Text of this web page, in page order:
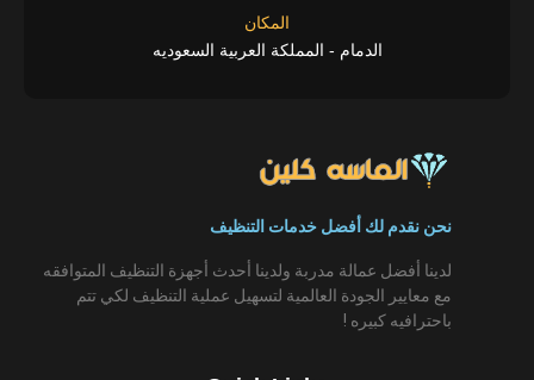
المكان
الدمام - المملكة العربية السعوديه
نحن نقدم لك أفضل خدمات التنظيف
لدينا أفضل عمالة مدربة ولدينا أحدث أجهزة التنظيف المتوافقه
مع معايير الجودة العالمية لتسهيل عملية التنظيف لكي تتم
باحترافيه كبيره !